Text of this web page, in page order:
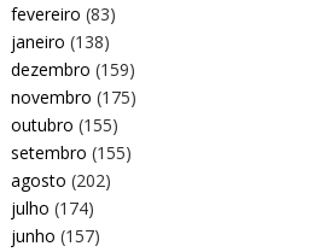
fevereiro (83)
janeiro (138)
dezembro (159)
novembro (175)
outubro (155)
setembro (155)
agosto (202)
julho (174)
junho (157)